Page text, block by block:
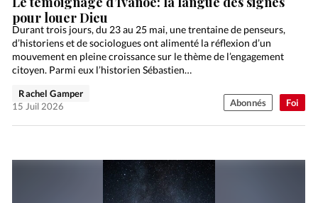
Foi
pour louer Dieu
Durant trois jours, du 23 au 25 mai, une trentaine de penseurs,
d’historiens et de sociologues ont alimenté la réflexion d’un
mouvement en pleine croissance sur le thème de l’engagement
citoyen. Parmi eux l’historien Sébastien…
Rachel Gamper
15 Juil 2026
Abonnés